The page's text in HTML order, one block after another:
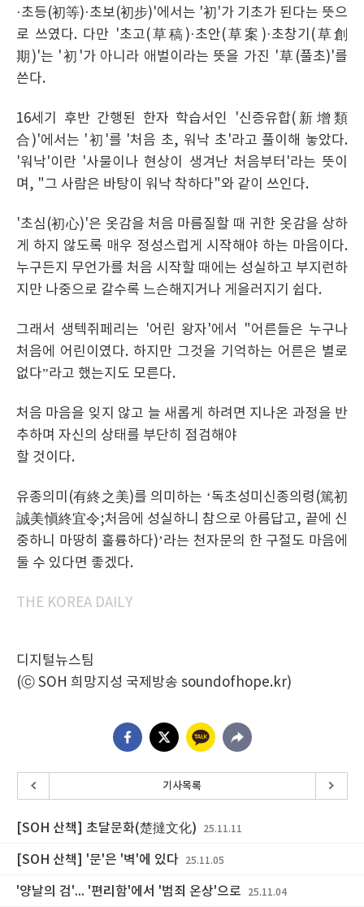
·초등(初等)·초보(初步)'에서는 '初'가 기초가 된다는 뜻으
로 쓰였다. 다만 '초고(草稿)·초안(草案)·초창기(草創
期)'는 '初'가 아니라 애벌이라는 뜻을 가진 '草(풀초)'를
쓴다.
16세기 후반 간행된 한자 학습서인 '신증유합(新增類
合)'에서는 '初'를 '처음 초, 워낙 초'라고 풀이해 놓았다.
'워낙'이란 '사물이나 현상이 생겨난 처음부터'라는 뜻이
며, "그 사람은 바탕이 워낙 착하다"와 같이 쓰인다.
'초심(初心)'은 옷감을 처음 마름질할 때 귀한 옷감을 상하
게 하지 않도록 매우 정성스럽게 시작해야 하는 마음이다.
누구든지 무언가를 처음 시작할 때에는 성실하고 부지런하
지만 나중으로 갈수록 느슨해지거나 게을러지기 쉽다.
그래서 생텍쥐페리는 '어린 왕자'에서 "어른들은 누구나
처음에 어린이였다. 하지만 그것을 기억하는 어른은 별로
없다”라고 했는지도 모른다.
처음 마음을 잊지 않고 늘 새롭게 하려면 지나온 과정을 반
추하며 자신의 상태를 부단히 점검해야
할 것이다.
유종의미(有終之美)를 의미하는 ‘독초성미신종의령(篤初
誠美愼終宜令;처음에 성실하니 참으로 아름답고, 끝에 신
중하니 마땅히 훌륭하다)’라는 천자문의 한 구절도 마음에
둘 수 있다면 좋겠다.
THE KOREA DAILY
디지털뉴스팀
(ⓒ SOH 희망지성 국제방송 soundofhope.kr)
기사목록
[SOH 산책] 초달문화(楚撻文化) 25.11.11
[SOH 산책] '문'은 '벽'에 있다 25.11.05
'양날의 검'... '편리함'에서 '범죄 온상'으로 25.11.04